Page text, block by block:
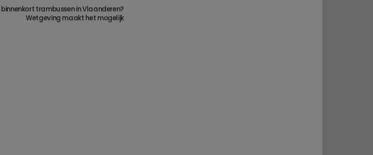
binnenkort trambussen in Vlaanderen?
Wetgeving maakt het mogelijk